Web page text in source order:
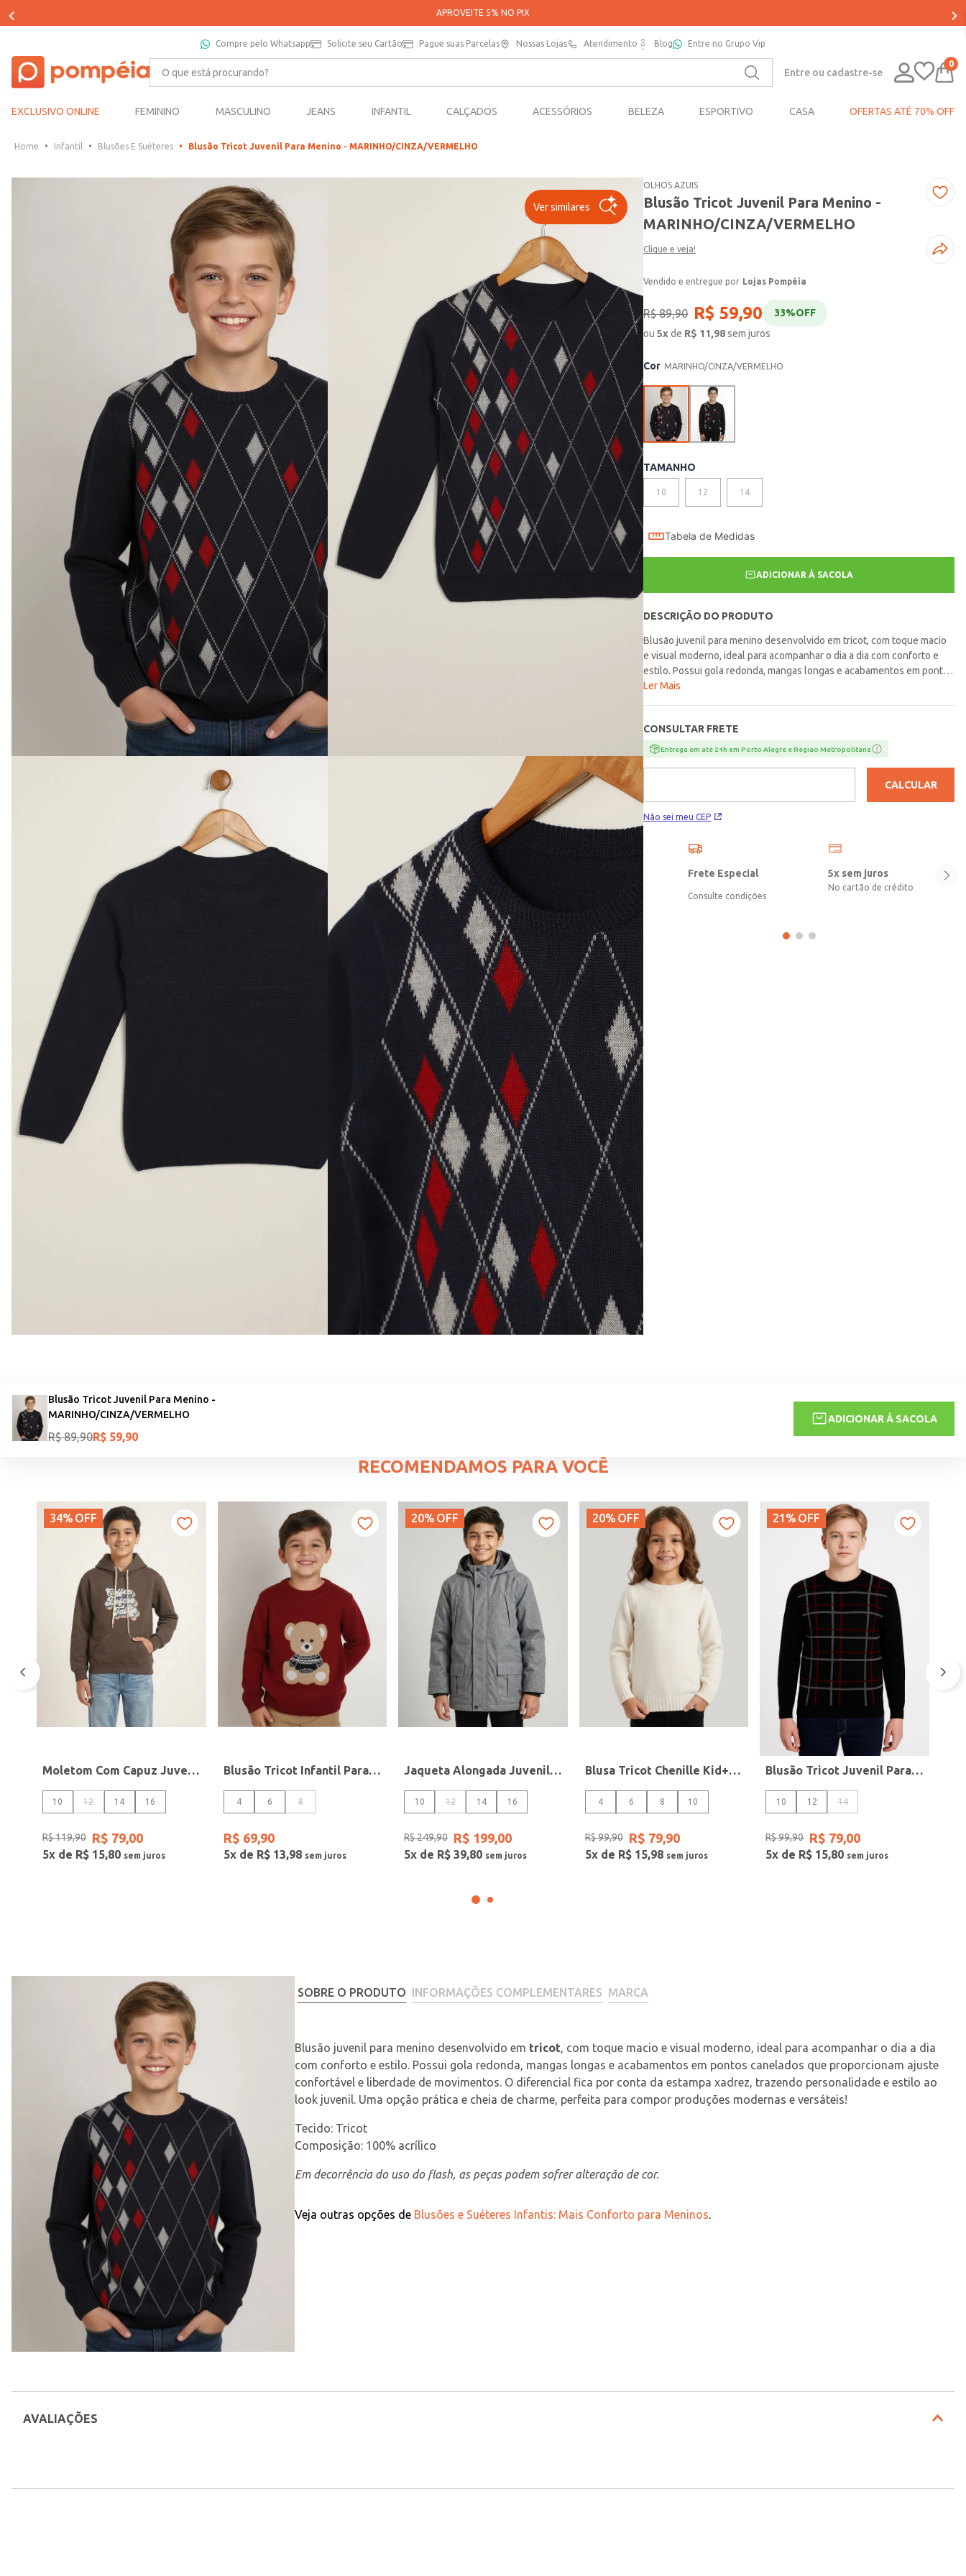
PARCELE SUAS COMPRAS EM ATÉ 5X SEM JUROS*
Compre pelo Whatsapp Solicite seu Cartão Pague suas Parcelas Nossas Lojas Atendimento Blog Entre no Grupo Vip
O que está procurando?
Entre ou cadastre-se
0
EXCLUSIVO ONLINE FEMININO MASCULINO JEANS INFANTIL CALÇADOS ACESSÓRIOS BELEZA ESPORTIVO CASA OFERTAS ATÉ 70% OFF
Infantil Blusões E Suéteres Blusão Tricot Juvenil Para Menino - MARINHO/CINZA/VERMELHO
Ver similares
OLHOS AZUIS
Blusão Tricot Juvenil Para Menino -
MARINHO/CINZA/VERMELHO
Clique e veja!
Lojas Pompéia
R$ 89,90 R$ 59,90 33%OFF
ou5xde R$ 11,98sem juros
Cor MARINHO/CINZA/VERMELHO
TAMANHO
10 12 14
Tabela de Medidas
ADICIONAR À SACOLA
DESCRIÇÃO DO PRODUTO
Blusão juvenil para menino desenvolvido em tricot, com toque macio
e visual moderno, ideal para acompanhar o dia a dia com conforto e
estilo. Possui gola redonda, mangas longas e acabamentos em pontos
canelados que proporcionam ajuste confortável e liberdade de
cheia de charme, perfeita para compor produções modernas e
versáteis!\n\nTecido: Tricot\nComposição: 100% acrílico
Ler Mais
CONSULTAR FRETE
Entrega em ate 24h em Porto Alegre e Regiao Metropolitana
Não sei meu CEP
CALCULAR
Frete Especial
Consulte condições
5x sem juros
No cartão de crédito
Blusão Tricot Juvenil Para Menino -
MARINHO/CINZA/VERMELHO
R$ 89,90R$ 59,90
ADICIONAR À SACOLA
RECOMENDAMOS PARA VOCÊ
34% OFF
Moletom Com Capuz Juvenil Para Menino - MARROM
10 12 14 16
R$119,90 R$ 79,00
5x de R$ 15,80
Blusão Tricot Infantil Para Menino - BORDO
4 6 8
R$ 69,90
5x de R$ 13,98
20% OFF
Jaqueta Alongada Juvenil Para Menino - CINZA
10 12 14 16
R$249,90 R$ 199,00
5x de R$ 39,80
20% OFF
Blusa Tricot Chenille Kid+ Infantil Para Menina- OFF WHITE
4 6 8 10
R$99,90 R$ 79,90
5x de R$ 15,98
21% OFF
Blusão Tricot Juvenil Para Menino - PRETO/GRAFITE/VERMELHO
10 12 14
R$99,90 R$ 79,00
5x de R$ 15,80
SOBRE O PRODUTO INFORMAÇÕES COMPLEMENTARES MARCA
Blusão juvenil para menino desenvolvido em tricot, com toque macio e visual moderno, ideal para acompanhar o dia a dia
com conforto e estilo. Possui gola redonda, mangas longas e acabamentos em pontos canelados que proporcionam ajuste
confortável e liberdade de movimentos. O diferencial fica por conta da estampa xadrez, trazendo personalidade e estilo ao
look juvenil. Uma opção prática e cheia de charme, perfeita para compor produções modernas e versáteis!
Tecido: Tricot
Composição: 100% acrílico
Em decorrência do uso do flash, as peças podem sofrer alteração de cor.
Veja outras opções de Blusões e Suéteres Infantis: Mais Conforto para Meninos.
AVALIAÇÕES